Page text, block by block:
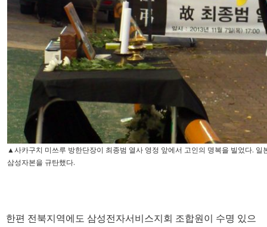
▲사카구치 미쓰루 방한단장이 최종범 열사 영정 앞에서 고인의 명복을 빌었다. 일
삼성자본을 규탄했다.
한편 전북지역에도 삼성전자서비스지회 조합원이 수명 있으